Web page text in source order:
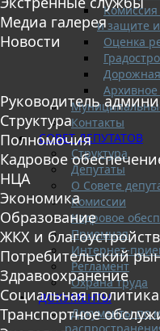
и защите
Оценка
Архивное
Контакты
СОВЕТ ДЕПУТАТОВ
Структура
Депутаты
О Совете
Комиссии
Кадровое
Приемная
Интернет-
Регламент
Охрана труда
ДОКУМЕНТЫ
Документы по
Медиа галерея
Новости
Руководитель
Структура
Полномочия
Кадровое
НЦА
Экономика
Образование
ЖКХ и
Потребительский
Здравоохранение
Социальная политика
Транспортное